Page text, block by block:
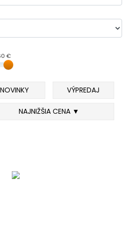
€
NOVINKY VÝPREDAJ
NAJNIŽŠIA CENA ▼
PRÚTY